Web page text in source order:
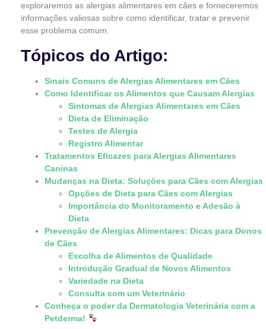
exploraremos as alergias alimentares em cães e forneceremos
informações valiosas sobre como identificar, tratar e prevenir
esse problema comum.
Tópicos do Artigo:
Sinais Comuns de Alergias Alimentares em Cães
Como Identificar os Alimentos que Causam Alergias
Sintomas de Alergias Alimentares em Cães
Dieta de Eliminação
Testes de Alergia
Registro Alimentar
Tratamentos Eficazes para Alergias Alimentares
Caninas
Mudanças na Dieta: Soluções para Cães com Alergias
Opções de Dieta para Cães com Alergias
Importância do Monitoramento e Adesão à
Dieta
Prevenção de Alergias Alimentares: Dicas para Donos
de Cães
Escolha de Alimentos de Qualidade
Introdução Gradual de Novos Alimentos
Variedade na Dieta
Consulta com um Veterinário
Conheça o poder da Dermatologia Veterinária com a
Petderma!